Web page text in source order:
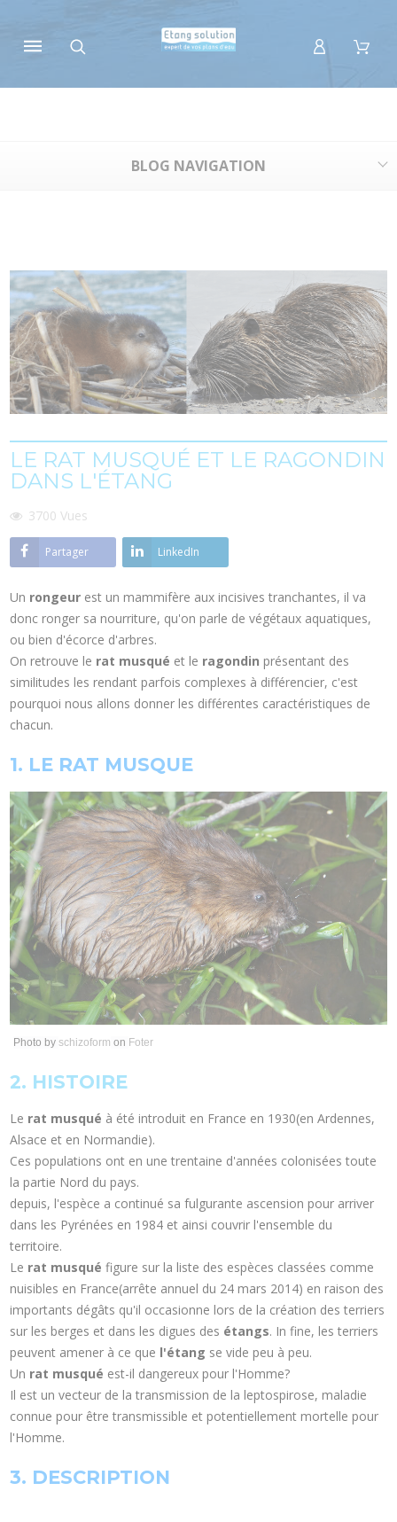
BLOG NAVIGATION
LE RAT MUSQUÉ ET LE RAGONDIN
DANS L'ÉTANG
3700Vues
Partager LinkedIn
Un rongeur est un mammifère aux incisives tranchantes, il va
donc ronger sa nourriture, qu'on parle de végétaux aquatiques,
ou bien d'écorce d'arbres.
On retrouve le rat musqué et le ragondin présentant des
similitudes les rendant parfois complexes à différencier, c'est
pourquoi nous allons donner les différentes caractéristiques de
chacun.
1. LE RAT MUSQUE
Photo byschizoform on Foter
2. HISTOIRE
Le rat musqué à été introduit en France en 1930(en Ardennes,
Alsace et en Normandie).
Ces populations ont en une trentaine d'années colonisées toute
la partie Nord du pays.
depuis, l'espèce a continué sa fulgurante ascension pour arriver
dans les Pyrénées en 1984 et ainsi couvrir l'ensemble du
territoire.
Le rat musqué figure sur la liste des espèces classées comme
nuisibles en France(arrête annuel du 24 mars 2014) en raison des
importants dégâts qu'il occasionne lors de la création des terriers
sur les berges et dans les digues des étangs. In fine, les terriers
peuvent amener à ce que l'étang se vide peu à peu.
Un rat musqué est-il dangereux pour l'Homme?
Il est un vecteur de la transmission de la leptospirose, maladie
connue pour être transmissible et potentiellement mortelle pour
l'Homme.
3. DESCRIPTION